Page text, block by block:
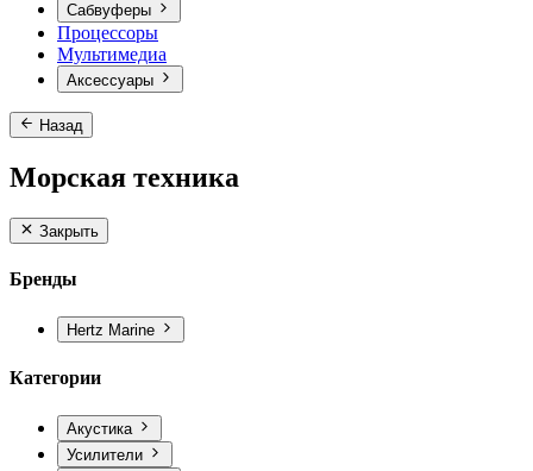
Сабвуферы
Процессоры
Мультимедиа
Аксессуары
Назад
Морская техника
Закрыть
Бренды
Hertz Marine
Категории
Акустика
Усилители